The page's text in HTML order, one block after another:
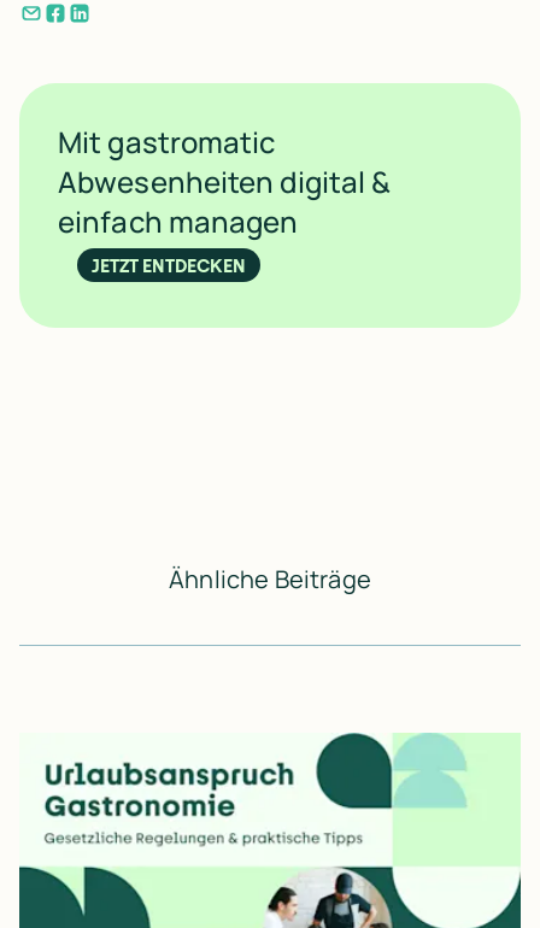
Mit gastromatic
Abwesenheiten digital &
einfach managen
JETZT ENTDECKEN
Ähnliche Beiträge